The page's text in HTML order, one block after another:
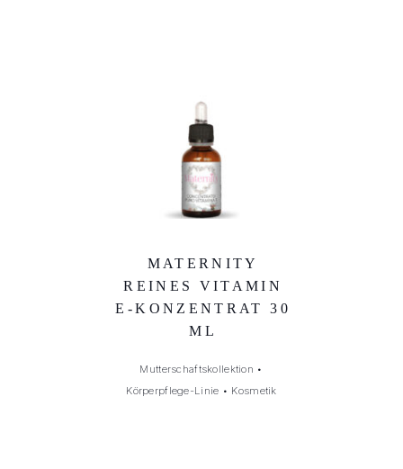
MATERNITY
REINES VITAMIN
E-KONZENTRAT 30
ML
Mutterschaftskollektion •
Körperpflege-Linie • Kosmetik